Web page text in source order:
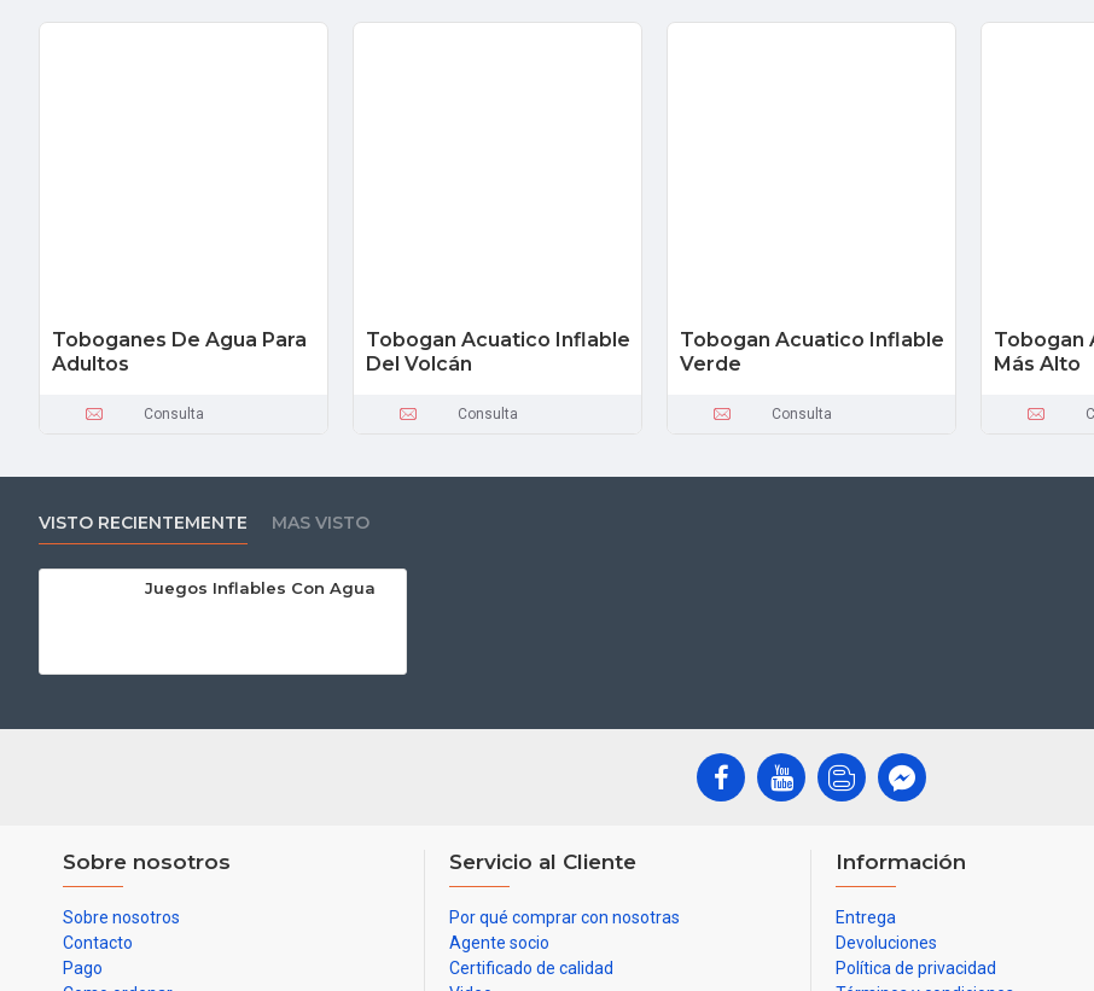
Toboganes De Agua Para
Adultos
Consulta
Tobogan Acuatico Inflable
Del Volcán
Consulta
Tobogan Acuatico Inflable
Verde
Consulta
Tobogan
Más Alto
VISTO RECIENTEMENTE MAS VISTO
Juegos Inflables Con Agua
Sobre nosotros
Sobre nosotros
Contacto
Pago
Servicio al Cliente
Por qué comprar con nosotras
Agente socio
Certificado de calidad
Información
Entrega
Devoluciones
Política de privacidad